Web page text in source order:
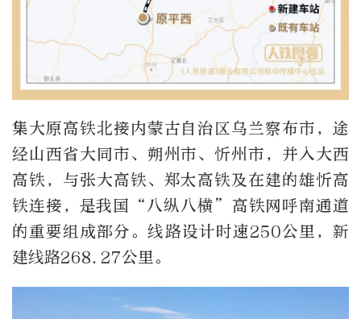
集大原高铁北接内蒙古自治区乌兰察布市，途
经山西省大同市、朔州市、忻州市，并入大西
高铁，与张大高铁、郑太高铁及在建的雄忻高
铁连接，是我国“八纵八横”高铁网呼南通道
的重要组成部分。线路设计时速250公里，新
建线路268.27公里。